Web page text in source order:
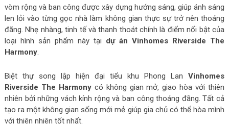
vòm rộng và ban công được xây dựng hướng sáng, giúp ánh sáng
len lỏi vào từng gọc nhà làm không gian thực sự trở nên thoáng
đãng. Nhẹ nhàng, tinh tế và thanh thoát chính là điểm nổi bật của
loại hình sản phẩm này tại dự án Vinhomes Riverside The
Harmony.
Biệt thự song lập hiện đại tiểu khu Phong LanVinhomes
Riverside The Harmonycó không gian mở, giao hòa với thiên
nhiên bởi những vách kính rộng và ban công thoáng đãng. Tất cả
tạo ra một không gian sống mới mẻ giúp gia chủ có thể hòa mình
với thiên nhiên tốt nhất.